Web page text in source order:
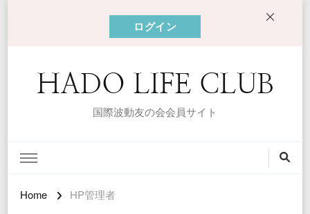
ログイン
HADO LIFE CLUB
国際波動友の会会員サイト
Home HP管理者